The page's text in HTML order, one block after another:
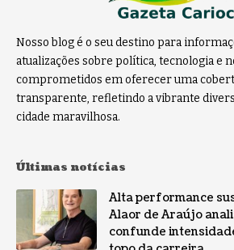
Nosso blog é o seu destino para
atualizações sobre política, tecnologia e
comprometidos em oferecer uma
transparente, refletindo a vibrante
cidade maravilhosa.
Últimas notícias
Alta performance
Alaor de Araújo
confunde